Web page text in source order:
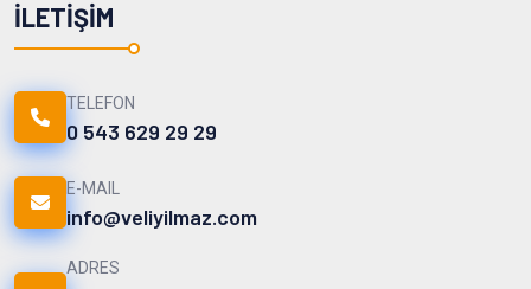
İLETIŞIM
TELEFON
0 543 629 29 29
E-MAIL
info@veliyilmaz.com
ADRES